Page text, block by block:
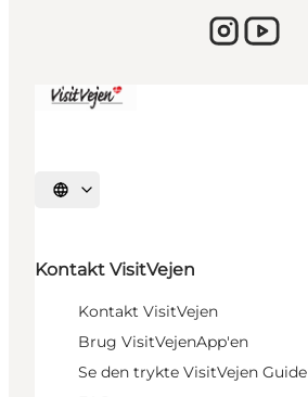
Vælg sprog
Kontakt VisitVejen
Kontakt VisitVejen
Brug VisitVejenApp'en
Se den trykte VisitVejen Guide